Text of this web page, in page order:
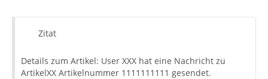
Zitat
Details zum Artikel: User XXX hat eine Nachricht zu
ArtikelXX Artikelnummer 1111111111 gesendet.